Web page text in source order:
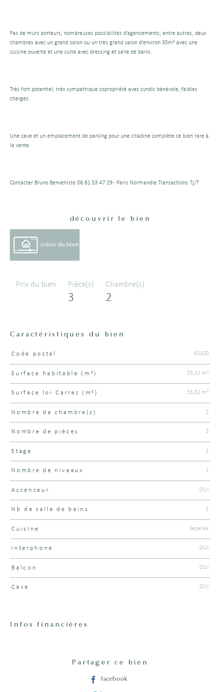
Pas de murs porteurs, nombreuses possibilités d’agencements, entre autres, deux
chambres avec un grand salon ou un très grand salon d’environ 35m² avec une
cuisine ouverte et une suite avec dressing et salle de bains.
Très fort potentiel, très sympathique copropriété avec syndic bénévole, faibles
charges.
Une cave et un emplacement de parking pour une citadine complète ce bien rare à
la vente.
Contacter Bruno Benveniste 06 81 53 47 29 - Paris Normandie Transactions 7j/7
découvrir le bien
video du bien
Prix du bien Pièce(s)
3
Chambre(s)
2
Caractéristiques du bien
Caractéristiques
Code postal 92100
Surface habitable (m²) 55,52 m²
Surface loi Carrez (m²) 55,52 m²
Nombre de chambre(s) 2
Nombre de pièces 3
Etage 1
Nombre de niveaux 1
Ascenseur OUI
Nb de salle de bains 1
Cuisine Séparée
Interphone OUI
Balcon OUI
Cave OUI
Infos financières
Partager ce bien
facebook